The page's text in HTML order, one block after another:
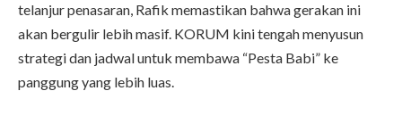
telanjur penasaran, Rafik memastikan bahwa gerakan ini
akan bergulir lebih masif. KORUM kini tengah menyusun
strategi dan jadwal untuk membawa “Pesta Babi” ke
panggung yang lebih luas.